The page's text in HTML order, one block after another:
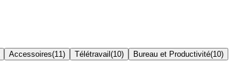
Accessoires(11 ) Télétravail (10) Bureau et Productivité(10)